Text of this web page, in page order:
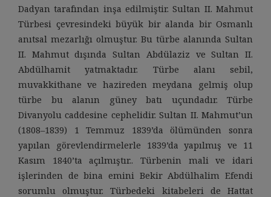
Dadyan tarafından inşa edilmiştir. Sultan II. Mahmut
Türbesi çevresindeki büyük bir alanda bir Osmanlı
anıtsal mezarlığı olmuştur. Bu türbe alanında Sultan
II. Mahmut dışında Sultan Abdülaziz ve Sultan II.
Abdülhamit yatmaktadır. Türbe alanı sebil,
muvakkithane ve hazireden meydana gelmiş olup
türbe bu alanın güney batı uçundadır. Türbe
Divanyolu caddesine cephelidir. Sultan II. Mahmut’un
(1808–1839) 1 Temmuz 1839’da ölümünden sonra
yapılan görevlendirmelerle 1839’da yapılmış ve 11
Kasım 1840’ta açılmıştır.. Türbenin mali ve idari
işlerinden de bina emini Bekir Abdülhalim Efendi
sorumlu olmuştur. Türbedeki kitabeleri de Hattat